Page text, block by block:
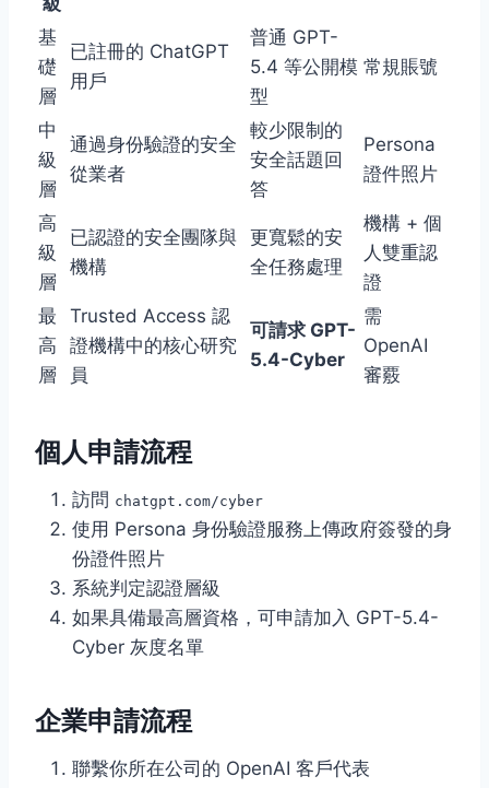
基
礎
層
已註冊的 ChatGPT
用戶
普通 GPT-
5.4 等公開模
型
常規賬號
中
級
層
通過身份驗證的安全
從業者
較少限制的
安全話題回
答
Persona
證件照片
高
級
層
已認證的安全團隊與
機構
更寬鬆的安
全任務處理
機構 + 個
人雙重認
證
最
高
層
Trusted Access 認
證機構中的核心研究
員
可請求 GPT-
5.4-Cyber
需
OpenAI
審覈
個人申請流程
訪問 chatgpt.com/cyber
使用 Persona 身份驗證服務上傳政府簽發的身
份證件照片
系統判定認證層級
如果具備最高層資格，可申請加入 GPT-5.4-
Cyber 灰度名單
企業申請流程
聯繫你所在公司的 OpenAI 客戶代表